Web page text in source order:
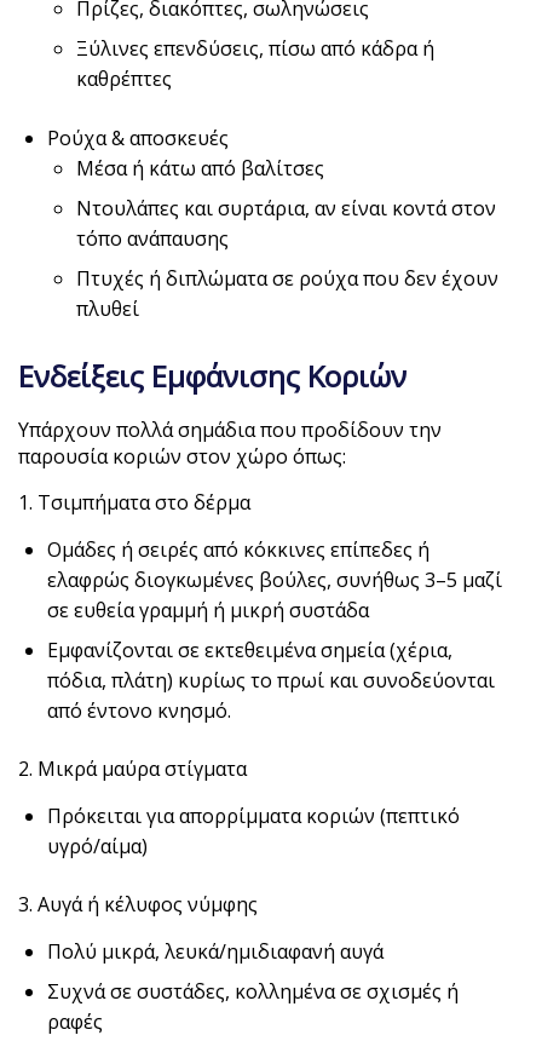
Πρίζες, διακόπτες, σωληνώσεις
Ξύλινες επενδύσεις, πίσω από κάδρα ή
καθρέπτες
Ρούχα & αποσκευές
Μέσα ή κάτω από βαλίτσες
Ντουλάπες και συρτάρια, αν είναι κοντά στον
τόπο ανάπαυσης
Πτυχές ή διπλώματα σε ρούχα που δεν έχουν
πλυθεί
Ενδείξεις Εμφάνισης Κοριών
Υπάρχουν πολλά σημάδια που προδίδουν την
παρουσία κοριών στον χώρο όπως:
1. Τσιμπήματα στο δέρμα
Ομάδες ή σειρές από κόκκινες επίπεδες ή
ελαφρώς διογκωμένες βούλες, συνήθως 3–5 μαζί
σε ευθεία γραμμή ή μικρή συστάδα
Εμφανίζονται σε εκτεθειμένα σημεία (χέρια,
πόδια, πλάτη) κυρίως το πρωί και συνοδεύονται
από έντονο κνησμό.
2. Μικρά μαύρα στίγματα
Πρόκειται για απορρίμματα κοριών (πεπτικό
υγρό/αίμα)
3. Αυγά ή κέλυφος νύμφης
Πολύ μικρά, λευκά/ημιδιαφανή αυγά
Συχνά σε συστάδες, κολλημένα σε σχισμές ή
ραφές